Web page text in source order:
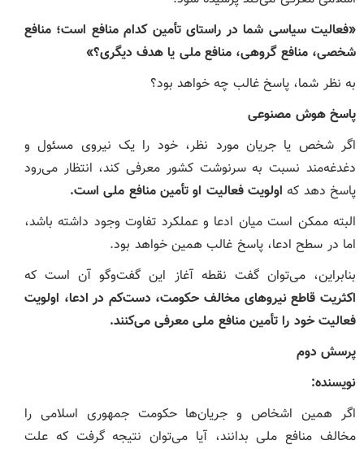
«فعالیت سیاسی شما در راستای تأمین کدام منافع است؛ منافع
شخصی، منافع گروهی، منافع ملی یا هدف دیگری؟»
به نظر شما، پاسخ غالب چه خواهد بود؟
پاسخ هوش مصنوعی
اگر شخص یا جریان مورد نظر، خود را یک نیروی مسئول و
دغدغه‌مند نسبت به سرنوشت کشور معرفی کند، انتظار می‌رود
پاسخ دهد که اولویت فعالیت او تأمین منافع ملی است.
البته ممکن است میان ادعا و عملکرد تفاوت وجود داشته باشد،
اما در سطح ادعا، پاسخ غالب همین خواهد بود.
بنابراین، می‌توان گفت نقطه آغاز این گفت‌وگو آن است که
اکثریت قاطع نیروهای مخالف حکومت، دست‌کم در ادعا، اولویت
فعالیت خود را تأمین منافع ملی معرفی می‌کنند.
پرسش دوم
نویسنده:
اگر همین اشخاص و جریان‌ها حکومت جمهوری اسلامی را
مخالف منافع ملی بدانند، آیا می‌توان نتیجه گرفت که علت